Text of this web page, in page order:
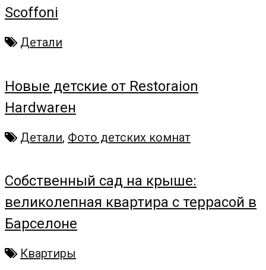
Scoffoni
Детали
Новые детские от Restoraion
Hardwareн
Детали, Фото детских комнат
Собственный сад на крыше:
великолепная квартира с террасой в
Барселоне
Квартиры